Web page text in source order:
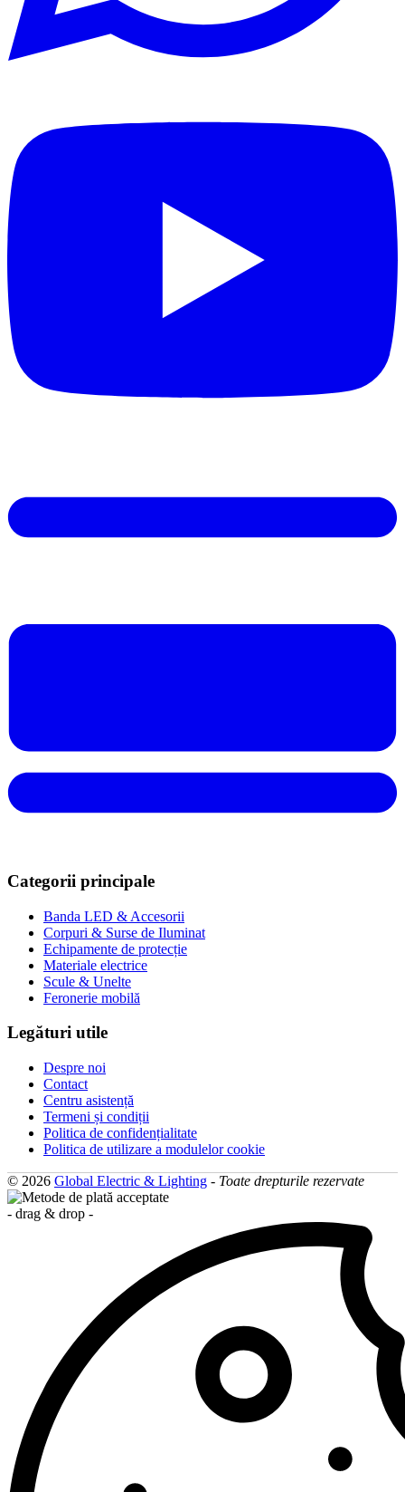
Categorii principale
Banda LED & Accesorii
Corpuri & Surse de Iluminat
Echipamente de protecție
Materiale electrice
Scule & Unelte
Feronerie mobilă
Legături utile
Despre noi
Contact
Centru asistență
Termeni și condiții
Politica de confidențialitate
Politica de utilizare a modulelor cookie
© 2026 Global Electric & Lighting - Toate drepturile rezervate
- drag & drop -